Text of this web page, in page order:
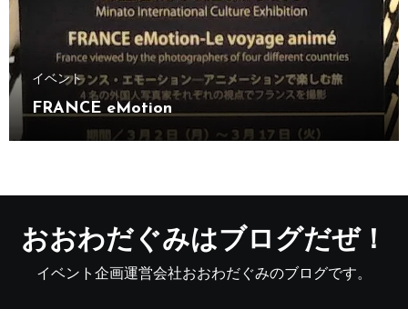
イベント
FRANCE eMotion
おおわだぐみはブログだぜ！
イベント企画運営会社おおわだぐみのブログです。